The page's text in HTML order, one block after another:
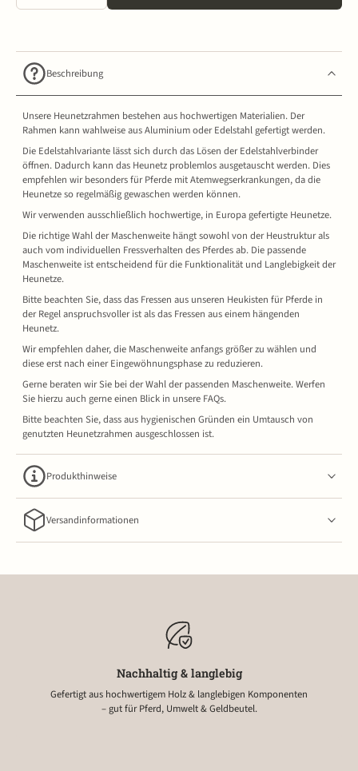
Beschreibung
Unsere Heunetzrahmen bestehen aus hochwertigen Materialien. Der
Rahmen kann wahlweise aus Aluminium oder Edelstahl gefertigt werden.
Die Edelstahlvariante lässt sich durch das Lösen der Edelstahlverbinder
öffnen. Dadurch kann das Heunetz problemlos ausgetauscht werden. Dies
empfehlen wir besonders für Pferde mit Atemwegserkrankungen, da die
Heunetze so regelmäßig gewaschen werden können.
Wir verwenden ausschließlich hochwertige, in Europa gefertigte Heunetze.
Die richtige Wahl der Maschenweite hängt sowohl von der Heustruktur als
auch vom individuellen Fressverhalten des Pferdes ab. Die passende
Maschenweite ist entscheidend für die Funktionalität und Langlebigkeit der
Heunetze.
Bitte beachten Sie, dass das Fressen aus unseren Heukisten für Pferde in
der Regel anspruchsvoller ist als das Fressen aus einem hängenden
Heunetz.
Wir empfehlen daher, die Maschenweite anfangs größer zu wählen und
diese erst nach einer Eingewöhnungsphase zu reduzieren.
Gerne beraten wir Sie bei der Wahl der passenden Maschenweite. Werfen
Sie hierzu auch gerne einen Blick in unsere FAQs.
Bitte beachten Sie, dass aus hygienischen Gründen ein Umtausch von
genutzten Heunetzrahmen ausgeschlossen ist.
Produkthinweise
Versandinformationen
Nachhaltig & langlebig
Gefertigt aus hochwertigem Holz & langlebigen Komponenten
– gut für Pferd, Umwelt & Geldbeutel.